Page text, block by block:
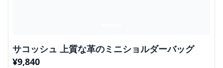
サコッシュ 上質な革のミニショルダーバッグ
¥9,840